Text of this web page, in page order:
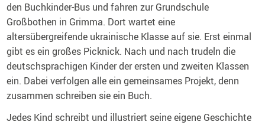
den Buchkinder-Bus und fahren zur Grundschule
Großbothen in Grimma. Dort wartet eine
altersübergreifende ukrainische Klasse auf sie. Erst einmal
gibt es ein großes Picknick. Nach und nach trudeln die
deutschsprachigen Kinder der ersten und zweiten Klassen
ein. Dabei verfolgen alle ein gemeinsames Projekt, denn
zusammen schreiben sie ein Buch.
Jedes Kind schreibt und illustriert seine eigene Geschichte